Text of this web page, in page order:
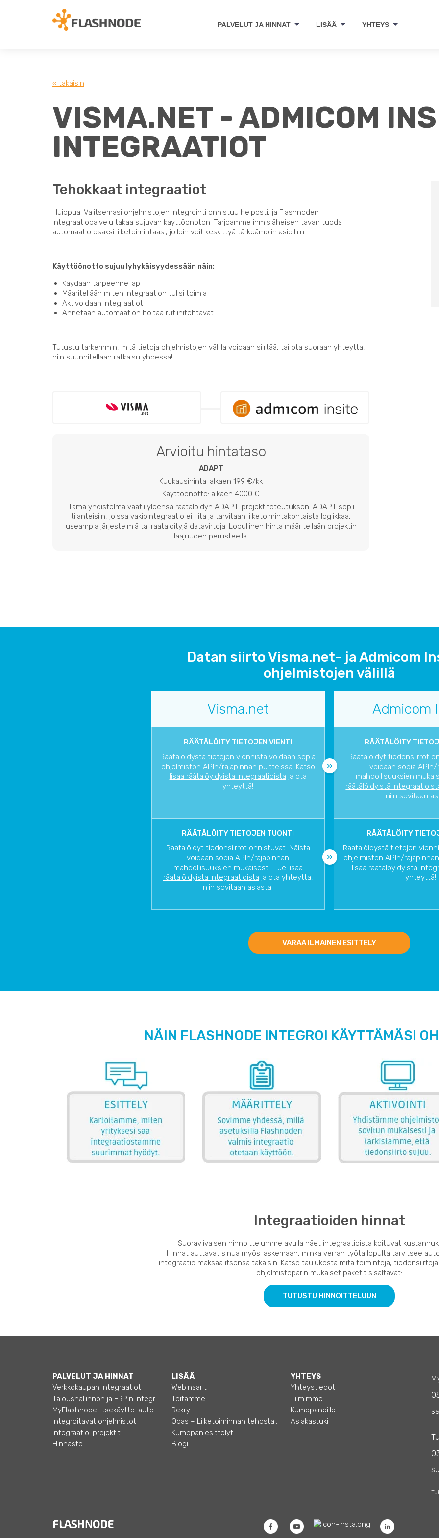
PALVELUT JA HINNAT LISÄÄ YHTEYS
« takaisin
VISMA.NET - ADMICOM
INTEGRAATIOT
Tehokkaat integraatiot
Huippua! Valitsemasi ohjelmistojen integrointi onnistuu helposti, ja Flashnoden
integraatiopalvelu takaa sujuvan käyttöönoton. Tarjoamme ihmisläheisen tavan tuoda
automaatio osaksi liiketoimintaasi, jolloin voit keskittyä tärkeämpiin asioihin.
Käyttöönotto sujuu lyhykäisyydessään näin:
Käydään tarpeenne läpi
Määritellään miten integraation tulisi toimia
Aktivoidaan integraatiot
Annetaan automaation hoitaa rutiinitehtävät
Tutustu tarkemmin, mitä tietoja ohjelmistojen välillä voidaan siirtää, tai ota suoraan yhteyttä,
niin suunnitellaan ratkaisu yhdessä!
Arvioitu hintataso
ADAPT
Kuukausihinta: alkaen 199 €/kk
Käyttöönotto: alkaen 4000 €
Tämä yhdistelmä vaatii yleensä räätälöidyn ADAPT-projektitoteutuksen. ADAPT sopii
tilanteisiin, joissa vakiointegraatio ei riitä ja tarvitaan liiketoimintakohtaista logiikkaa,
useampia järjestelmiä tai räätälöityjä datavirtoja. Lopullinen hinta määritellään projektin
laajuuden perusteella.
Datan siirto Visma.net- ja Admicom
ohjelmistojen välillä
Visma.net Admicom
RÄÄTÄLÖITY TIETOJEN VIENTI
Räätälöidystä tietojen viennistä voidaan sopia
ohjelmiston APIn/rajapinnan puitteissa. Katso
lisää räätälöyidyistä integraatioista ja ota
yhteyttä!
RÄÄTÄLÖITY
Räätälöidyt tiedonsiirrot
voidaan sopia APIn/
mahdollisuuksien
räätälöidyistä
niin sovitaan
RÄÄTÄLÖITY TIETOJEN TUONTI
Räätälöidyt tiedonsiirrot onnistuvat. Näistä
voidaan sopia APIn/rajapinnan
mahdollisuuksien mukaisesti. Lue lisää
räätälöidyistä integraatioista ja ota yhteyttä,
niin sovitaan asiasta!
RÄÄTÄLÖITY
Räätälöidystä tietojen
ohjelmiston APIn/
lisää räätälöyidyistä
yhteyttä!
VARAA ILMAINEN ESITTELY
NÄIN FLASHNODE INTEGROI KÄYTTÄMÄSI
Integraatioiden hinnat
Suoraviivaisen hinnoittelumme avulla näet integraatioista koituvat
Hinnat auttavat sinua myös laskemaan, minkä verran työtä lopulta tarvitsee
integraatio maksaa itsensä takaisin. Katso taulukosta mitä toimintoja,
ohjelmistoparin mukaiset paketit sisältävät:
TUTUSTU HINNOITTELUUN
PALVELUT JA HINNAT
Verkkokaupan integraatiot
Taloushallinnon ja ERP:n integraatiot
MyFlashnode-itsekäyttö-automaatio
Integroitavat ohjelmistot
Integraatio-projektit
Hinnasto
LISÄÄ
Webinaarit
Töitämme
Rekry
Opas – Liiketoiminnan tehostamiseen
Kumppaniesittelyt
Blogi
YHTEYS
Yhteystiedot
Tiimimme
Kumppaneille
Asiakastuki